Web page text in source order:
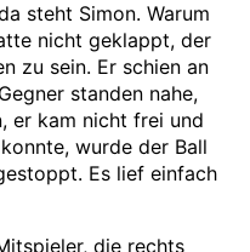
steht Simon. Warum
nicht geklappt, der
zu sein. Er schien an
standen nahe,
er kam nicht frei und
wurde der Ball
Es lief einfach
die rechts